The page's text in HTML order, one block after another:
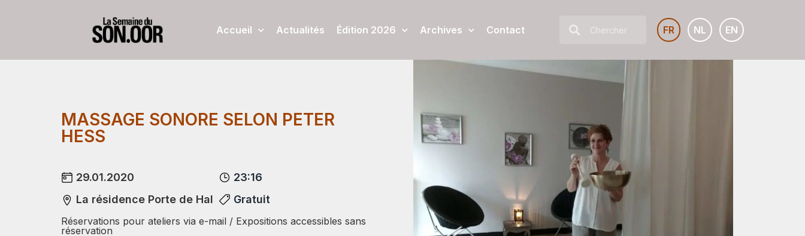
Accueil Actualités Édition 2026 Archives Contact FR NL EN
MASSAGE SONORE SELON PETER
HESS
29.01.2020
La résidence Porte de Hal
23:16
Gratuit
Réservations pour ateliers via e-mail / Expositions accessibles sans
réservation